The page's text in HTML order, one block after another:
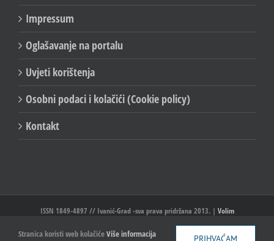
Impressum
Oglašavanje na portalu
Uvjeti korištenja
Osobni podaci i kolačići (Cookie policy)
Kontakt
ISSN 1849-4897 // Ivanić-Grad -sva prava pridržana 2013. | Volim
Stranica koristi web kolačićeViše informacija PRIHVAĆAM